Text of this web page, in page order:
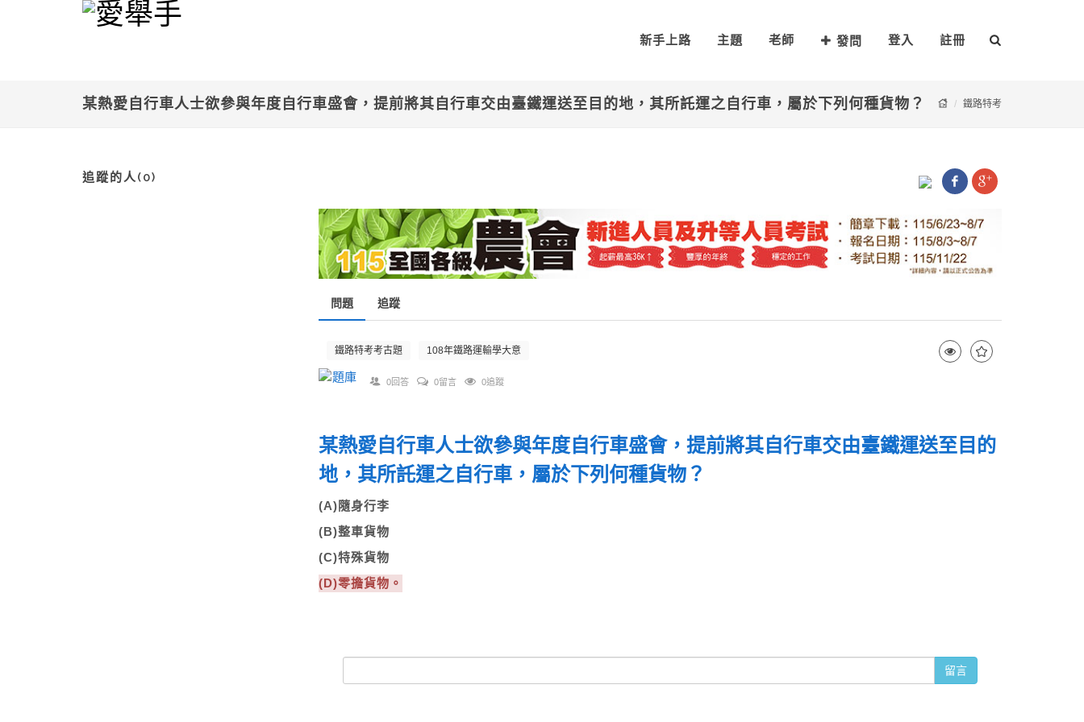
新手上路 主題 老師 發問 登入 註冊
某熱愛自行車人士欲參與年度自行車盛會，提前將其自行車交由臺鐵運送至目的地，其所託運之自行車，屬於下列何種貨物？ 鐵路特考
追蹤的人(0)
問題 追蹤
鐵路特考考古題 108年鐵路運輸學大意
0回答 0留言 0追蹤
某熱愛自行車人士欲參與年度自行車盛會，提前將其自行車交由臺鐵運送至目的
地，其所託運之自行車，屬於下列何種貨物？
(A)隨身行李
(B)整車貨物
(C)特殊貨物
(D)零擔貨物。
留言